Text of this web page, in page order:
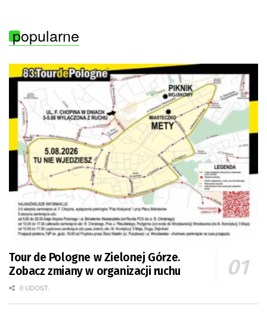
popularne
Tour de Pologne w Zielonej Górze.
Zobacz zmiany w organizacji ruchu
0 UDOST.